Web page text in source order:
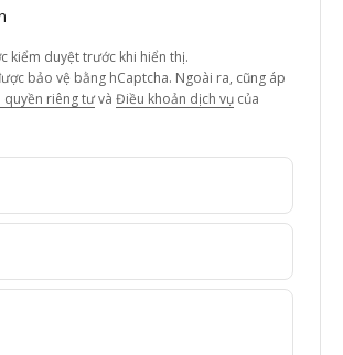
kiểm duyệt trước khi hiển thị.
bảo vệ bằng hCaptcha. Ngoài ra, cũng áp
quyền riêng tưvà Điều khoản dịch vụ của